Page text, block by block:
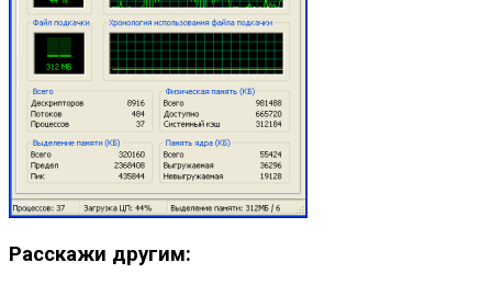
Расскажи другим: